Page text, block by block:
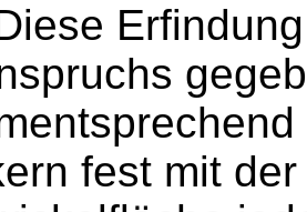
fest mit